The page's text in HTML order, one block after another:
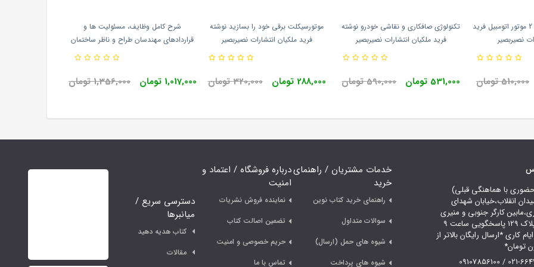
هرآنچه که باید بدانیم 2 موتور اتومبیل فرید
نصیربصیر
510,000 تومان
تکنولوژی صافکاری و نقاشی خودرو نوشته
فرید ملکیان انتشارات نصیربصیر
531,000 تومان 590,000 تومان
موتورسیکلت برقی خود را بسازید نوشته
فرید ملکیان انتشارات نصیربصیر
288,000 تومان 320,000 تومان
شرح کامل وظایف، مسئولیت ها و
قراردادهای مهندسان طراح و ناظر ساختمان
محمد عظیمی آقداش انتشارات نوآور
1,017,000 تومان 1,356,000 تومان
با هماهنگی قبلی)
انقلاب،خیابان شهدای
کارگر جنوبی و منیری
جاوید،پلاک 129 پاسخگویی ساعت 9
الی 18 ایام کاری *ارسال رایگان بالاتر از
021-66478249
خدمات مشتریان / راهنمای
خرید
راهنمای خرید کتاب نوین
سوالات متداول
شیوه های حمل (ارسال)
شیوه های پرداخت
درباره فروشگاه / اعتماد و
امنیت
نماینده فروش نشریات
تضمین اصالت کتاب
حریم خصوصی و امنیت
تماس با ما
دسترسی سریع /
میانبرها
کتاب هدیه دهید
مقالات